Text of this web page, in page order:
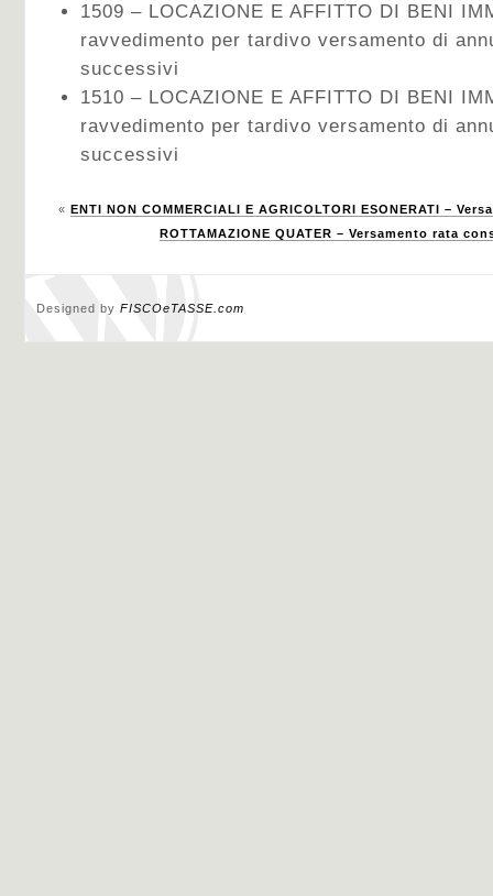
1509 – LOCAZIONE E AFFITTO DI BENI
ravvedimento per tardivo versamento di
successivi
1510 – LOCAZIONE E AFFITTO DI BENI
ravvedimento per tardivo versamento di
successivi
« ENTI NON COMMERCIALI E AGRICOLTORI ESONERATI –
ROTTAMAZIONE QUATER – Versamento rata
Designed by FISCOeTASSE.com